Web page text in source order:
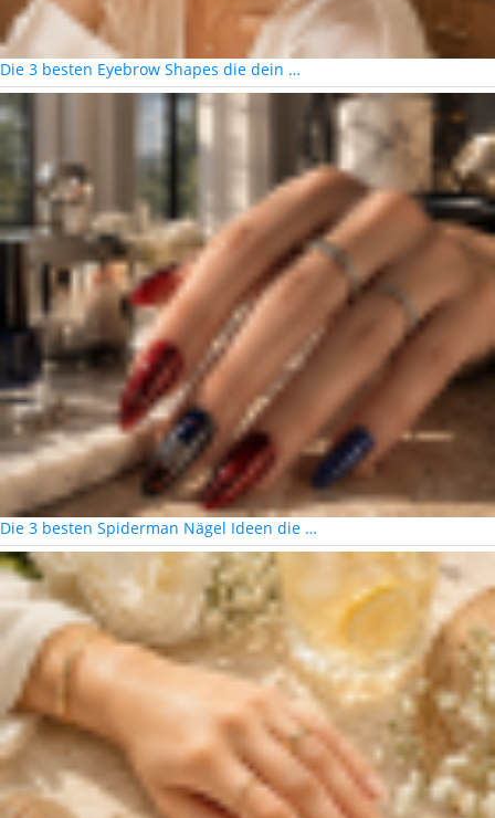
Die 3 besten Eyebrow Shapes die dein …
Die 3 besten Spiderman Nägel Ideen die …